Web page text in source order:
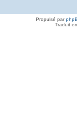
Propulsé par
Traduit